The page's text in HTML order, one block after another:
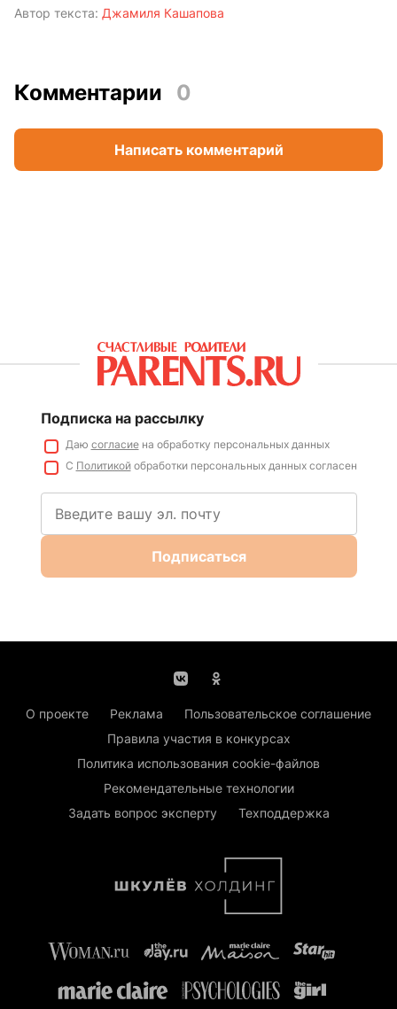
Автор текста: Джамиля Кашапова
Комментарии 0
Написать комментарий
Подписка на рассылку
Даю согласиена обработку персональных данных
С Политикойобработки персональных данных согласен
Подписаться
О проекте Реклама
Пользовательское соглашение
Правила участия в конкурсах
Политика использования cookie-файлов
Рекомендательные технологии
Задать вопрос эксперту
Техподдержка